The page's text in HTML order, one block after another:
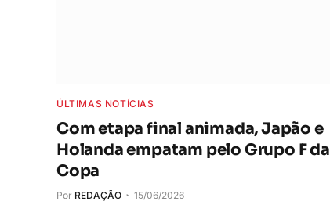
ÚLTIMAS NOTÍCIAS
Com etapa final animada, Japão e
Holanda empatam pelo Grupo F da
Copa
Por REDAÇÃO 15/06/2026